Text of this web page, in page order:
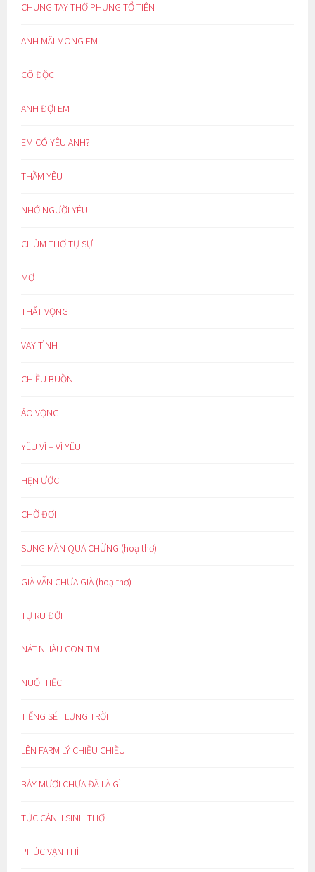
CHUNG TAY THỜ PHỤNG TỔ TIÊN
ANH MÃI MONG EM
CÔ ĐỘC
ANH ĐỢI EM
EM CÓ YÊU ANH?
THẦM YÊU
NHỚ NGƯỜI YÊU
CHÙM THƠ TỰ SỰ
MƠ
THẤT VỌNG
VAY TÌNH
CHIỀU BUỒN
ẢO VỌNG
YÊU VÌ – VÌ YÊU
HẸN ƯỚC
CHỜ ĐỢI
SUNG MÃN QUÁ CHỪNG (hoạ thơ)
GIÀ VẪN CHƯA GIÀ (hoạ thơ)
TỰ RU ĐỜI
NÁT NHÀU CON TIM
NUỐI TIẾC
TIẾNG SÉT LƯNG TRỜI
LÊN FARM LÝ CHIỀU CHIỀU
BẢY MƯƠI CHƯA ĐÃ LÀ GÌ
TỨC CẢNH SINH THƠ
PHÚC VẠN THÌ